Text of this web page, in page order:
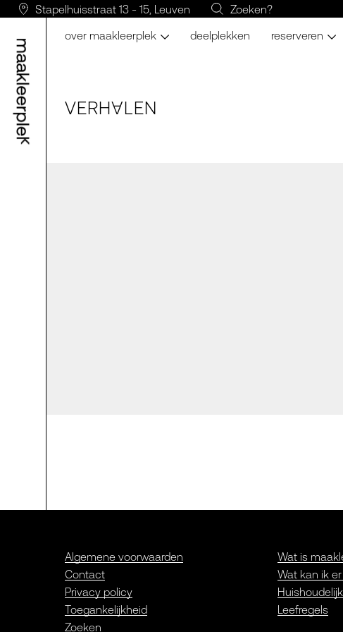
Stapelhuisstraat 13 - 15, Leuven Zoeken?
over maakleerplek deelplekken reserveren
VERHALEN
Algemene voorwaarden
Contact
Privacy policy
Toegankelijkheid
Zoeken
Wat is
Wat kan ik
Leefregels